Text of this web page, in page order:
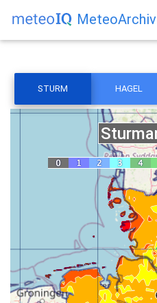
MeteoArchiv
STURM HAGEL